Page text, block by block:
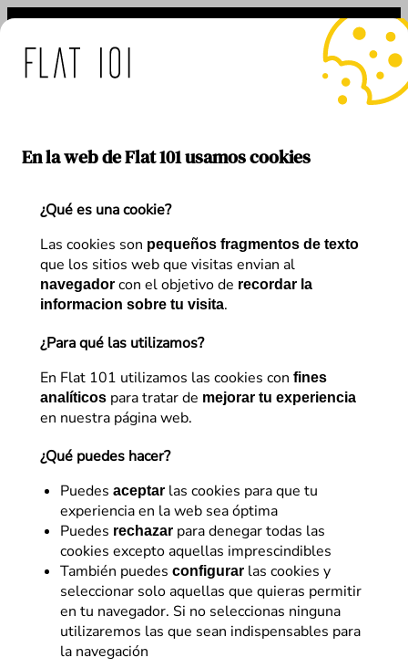
En la web de Flat 101 usamos cookies
¿Qué es una cookie?
Las cookies son pequeños fragmentos de texto
que los sitios web que visitas envian al
navegador con el objetivo de recordar la
informacion sobre tu visita.
¿Para qué las utilizamos?
En Flat 101 utilizamos las cookies con fines
analíticos para tratar de mejorar tu experiencia
en nuestra página web.
¿Qué puedes hacer?
Puedes aceptar las cookies para que tu
experiencia en la web sea óptima
Puedes rechazar para denegar todas las
cookies excepto aquellas imprescindibles
También puedes configurar las cookies y
seleccionar solo aquellas que quieras permitir
en tu navegador. Si no seleccionas ninguna
utilizaremos las que sean indispensables para
la navegación
Saltar
contenido
Autor:Betlem Cardona
Audience Business Director en Flat 101
Kschool
| Comprometida con #MujeresEnSEO
digitales desde 2005
Artículos de Betlem Cardona